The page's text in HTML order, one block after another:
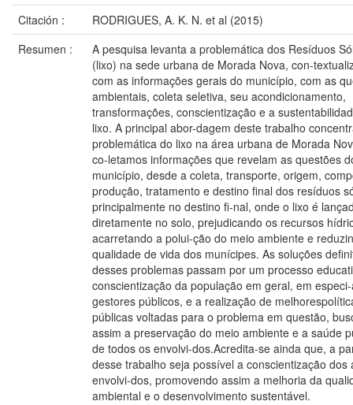
Citación :
RODRIGUES, A. K. N. et al (2015)
Resumen :
A pesquisa levanta a problemática dos Resíduos
(lixo) na sede urbana de Morada Nova, con-
com as informações gerais do município, com as
ambientais, coleta seletiva, seu acondicionamento,
transformações, conscientização e a
lixo. A principal abor-dagem deste trabalho
problemática do lixo na área urbana de Morada
co-letamos informações que revelam as questões
município, desde a coleta, transporte, origem,
produção, tratamento e destino final dos resíduos
principalmente no destino fi-nal, onde o lixo é
diretamente no solo, prejudicando os recursos
acarretando a polui-ção do meio ambiente e
qualidade de vida dos munícipes. As soluções
desses problemas passam por um processo
conscientização da população em geral, em
gestores públicos, e a realização de
públicas voltadas para o problema em questão,
assim a preservação do meio ambiente e a saúde
de todos os envolvi-dos.Acredita-se ainda que, a
desse trabalho seja possível a conscientização dos
envolvi-dos, promovendo assim a melhoria da
ambiental e o desenvolvimento sustentável.